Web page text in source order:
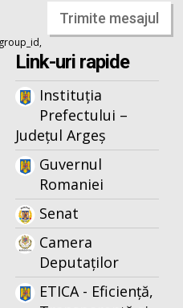
Trimite mesajul
Link-uri rapide
Instituția
Prefectului –
Județul Argeș
Guvernul
Romaniei
Senat
Camera
Deputaților
ETICA - Eficiență,